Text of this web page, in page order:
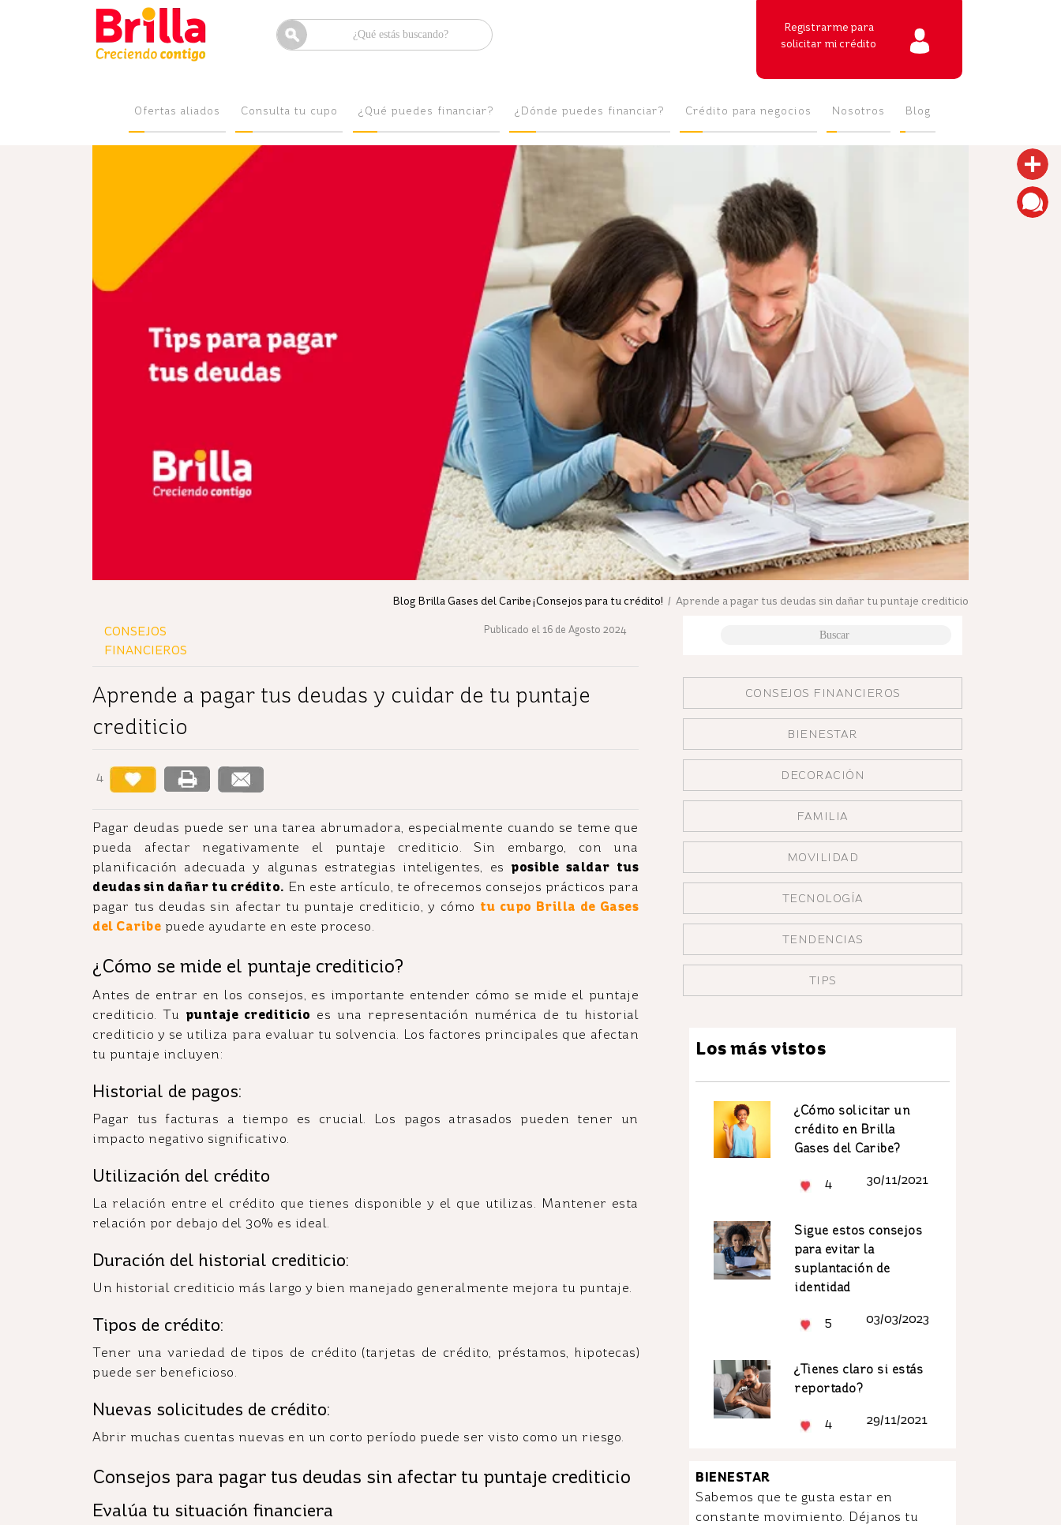
Registrarme para
solicitar mi crédito
Ofertas aliados Consulta tu cupo ¿Qué puedes financiar? ¿Dónde puedes financiar? Crédito para negocios Nosotros Blog
Blog Brilla Gases del Caribe ¡Consejos para tu crédito! / Aprende a pagar tus deudas sin dañar tu puntaje crediticio
CONSEJOS
FINANCIEROS
Publicado el 16 de Agosto 2024
Aprende a pagar tus deudas y cuidar de tu puntaje
crediticio
4
Pagar deudas puede ser una tarea abrumadora, especialmente cuando se teme que
pueda afectar negativamente el puntaje crediticio. Sin embargo, con una
planificación adecuada y algunas estrategias inteligentes, es posible saldar tus
deudas sin dañar tu crédito. En este artículo, te ofrecemos consejos prácticos para
pagar tus deudas sin afectar tu puntaje crediticio, y cómo tu cupo Brilla de Gases
del Caribe puede ayudarte en este proceso.
¿Cómo se mide el puntaje crediticio?
Antes de entrar en los consejos, es importante entender cómo se mide el puntaje
crediticio. Tu puntaje crediticio es una representación numérica de tu historial
crediticio y se utiliza para evaluar tu solvencia. Los factores principales que afectan
tu puntaje incluyen:
Historial de pagos:
Pagar tus facturas a tiempo es crucial. Los pagos atrasados pueden tener un
impacto negativo significativo.
Utilización del crédito
La relación entre el crédito que tienes disponible y el que utilizas. Mantener esta
relación por debajo del 30% es ideal.
Duración del historial crediticio:
Un historial crediticio más largo y bien manejado generalmente mejora tu puntaje.
Tipos de crédito:
Tener una variedad de tipos de crédito (tarjetas de crédito, préstamos, hipotecas)
puede ser beneficioso.
Nuevas solicitudes de crédito:
Abrir muchas cuentas nuevas en un corto período puede ser visto como un riesgo.
Consejos para pagar tus deudas sin afectar tu puntaje crediticio
Evalúa tu situación financiera
CONSEJOS FINANCIEROS
BIENESTAR
DECORACIÓN
FAMILIA
MOVILIDAD
TECNOLOGÍA
TENDENCIAS
TIPS
Los más vistos
¿Cómo solicitar un
crédito en Brilla
Gases del Caribe?
4 30/11/2021
Sigue estos consejos
para evitar la
suplantación de
identidad
5 03/03/2023
¿Tienes claro si estás
reportado?
4 29/11/2021
BIENESTAR
Sabemos que te gusta estar en
constante movimiento. Déjanos tu